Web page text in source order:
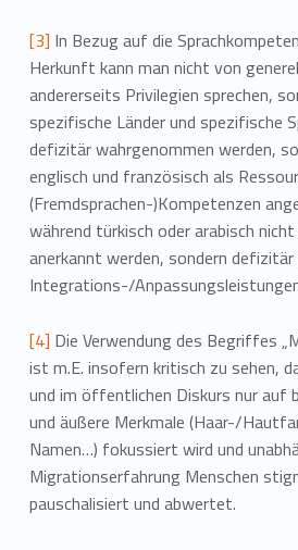
[3] In Bezug auf die
Herkunft kann man nicht von
andererseits Privilegien sprechen,
spezifische Länder und spezifische
defizitär wahrgenommen werden,
englisch und französisch als
(Fremdsprachen-)Kompetenzen
während türkisch oder arabisch
anerkannt werden, sondern
Integrations-/
[4] Die Verwendung des Begriffes
ist m.E. insofern kritisch zu sehen,
und im öffentlichen Diskurs nur auf
und äußere Merkmale (Haar-/
Namen…) fokussiert wird und
Migrationserfahrung Menschen
pauschalisiert und abwertet.